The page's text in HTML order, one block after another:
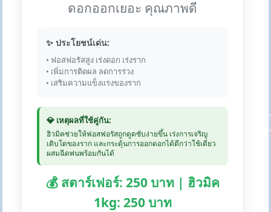
ดอกออกเยอะ คุณภาพดี
✨ ประโยชน์เด่น:
• ฟอสฟอรัสสูง เร่งดอก เร่งราก
• เพิ่มการติดผล ลดการร่วง
• เสริมความแข็งแรงของราก
💎 เหตุผลที่ใช้คู่กัน:
ฮิวมิคช่วยให้ฟอสฟอรัสถูกดูดซับง่ายขึ้น เร่งการเจริญ
เติบโตของราก และกระตุ้นการออกดอกได้ดีกว่าใช้เดี่ยว
ผสมฉีดพ่นพร้อมกันได้
💰 สตาร์เฟอร์: 250 บาท | ฮิวมิค
1kg: 250 บาท